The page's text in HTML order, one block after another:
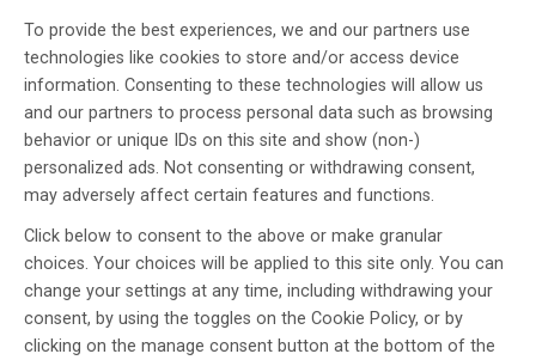
To provide the best experiences, we and our partners use
technologies like cookies to store and/or access device
information. Consenting to these technologies will allow us
and our partners to process personal data such as browsing
behavior or unique IDs on this site and show (non-)
personalized ads. Not consenting or withdrawing consent,
may adversely affect certain features and functions.
Click below to consent to the above or make granular
choices. Your choices will be applied to this site only. You can
change your settings at any time, including withdrawing your
consent, by using the toggles on the Cookie Policy, or by
clicking on the manage consent button at the bottom of the
Meny
Neurocentrum
Nya centrum för hjärta-kärl och
neuro på Karolinska
Universitetssjukhuset